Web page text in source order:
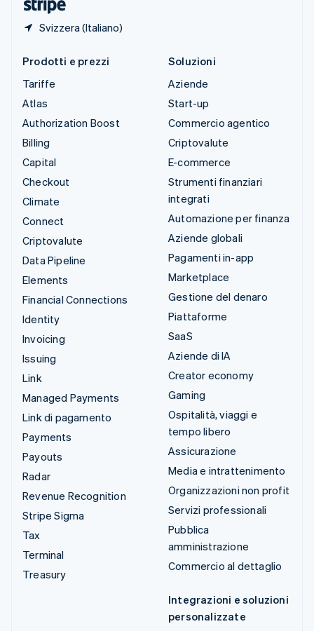
Svizzera (Italiano)
Prodotti e prezzi
Tariffe
Atlas
Authorization Boost
Billing
Capital
Checkout
Climate
Connect
Criptovalute
Data Pipeline
Elements
Financial Connections
Identity
Invoicing
Issuing
Link
Managed Payments
Link di pagamento
Payments
Payouts
Radar
Revenue Recognition
Stripe Sigma
Tax
Terminal
Treasury
Soluzioni
Aziende
Start-up
Commercio agentico
Criptovalute
E-commerce
Strumenti finanziari
integrati
Automazione per finanza
Aziende globali
Pagamenti in-app
Marketplace
Gestione del denaro
Piattaforme
SaaS
Aziende di IA
Creator economy
Gaming
Ospitalità, viaggi e
tempo libero
Assicurazione
Media e intrattenimento
Organizzazioni non profit
Servizi professionali
Pubblica
amministrazione
Commercio al dettaglio
Integrazioni e soluzioni
personalizzate